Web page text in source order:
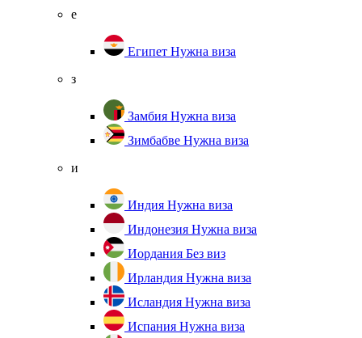
е
Египет Нужна виза
з
Замбия Нужна виза
Зимбабве Нужна виза
и
Индия Нужна виза
Индонезия Нужна виза
Иордания Без виз
Ирландия Нужна виза
Исландия Нужна виза
Испания Нужна виза